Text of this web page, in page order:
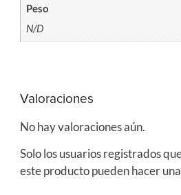
Peso
N/D
Valoraciones
No hay valoraciones aún.
Solo los usuarios registrados
este producto pueden hacer